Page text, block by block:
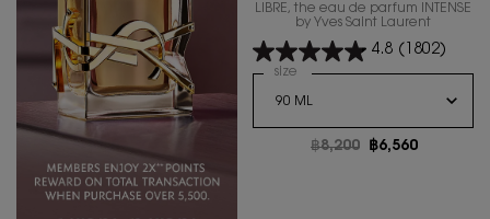
LIBRE, the eau de parfum INTENSE
by Yves Saint Laurent
4.8 (1802)
Select a
size for Libre Eau De Parfum
Old price
฿8,200 New price
฿6,560